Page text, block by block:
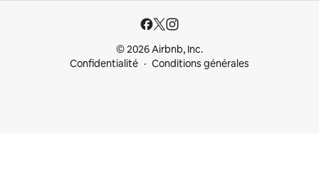
© 2026 Airbnb, Inc.
Confidentialité
Conditions générales